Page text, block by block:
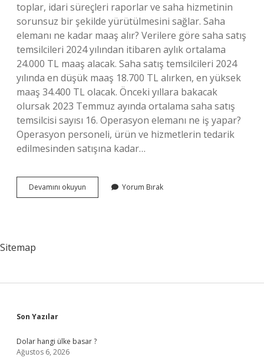
toplar, idari süreçleri raporlar ve saha hizmetinin
sorunsuz bir şekilde yürütülmesini sağlar. Saha
elemanı ne kadar maaş alır? Verilere göre saha satış
temsilcileri 2024 yılından itibaren aylık ortalama
24.000 TL maaş alacak. Saha satış temsilcileri 2024
yılında en düşük maaş 18.700 TL alırken, en yüksek
maaş 34.400 TL olacak. Önceki yıllara bakacak
olursak 2023 Temmuz ayında ortalama saha satış
temsilcisi sayısı 16. Operasyon elemanı ne iş yapar?
Operasyon personeli, ürün ve hizmetlerin tedarik
edilmesinden satışına kadar…
Devamını okuyun
Operasyon
Yorum Bırak
Sitemap
Sidebar
Son Yazılar
Dolar hangi ülke basar ?
Ağustos 6, 2026